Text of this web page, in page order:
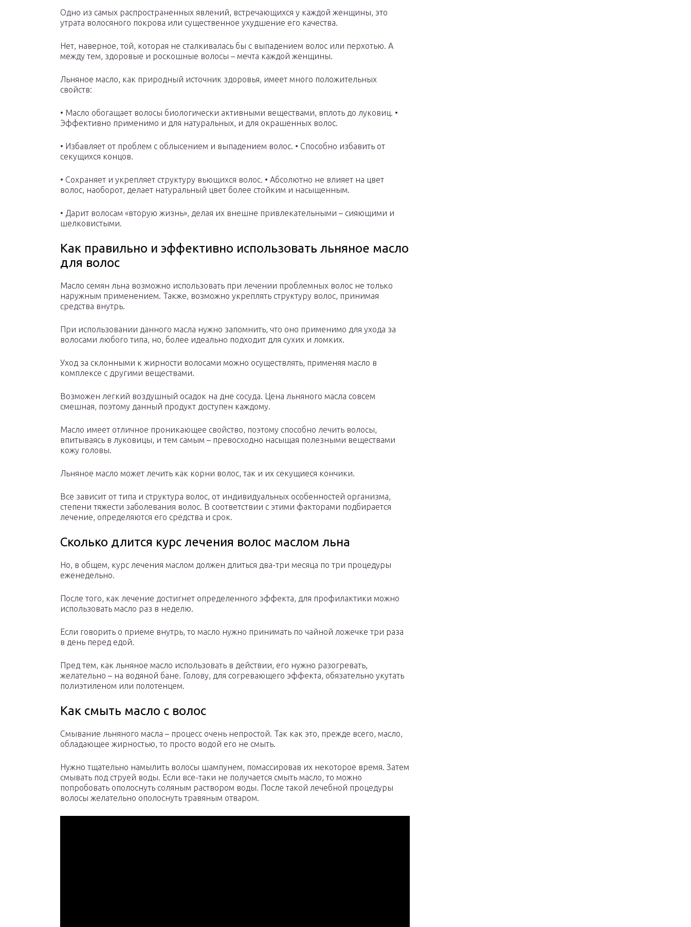
Одно из самых распространенных явлений, встречающихся у каждой женщины, это
утрата волосяного покрова или существенное ухудшение его качества.
Нет, наверное, той, которая не сталкивалась бы с выпадением волос или перхотью. А
между тем, здоровые и роскошные волосы – мечта каждой женщины.
Льняное масло, как природный источник здоровья, имеет много положительных
свойств:
• Масло обогащает волосы биологически активными веществами, вплоть до луковиц. •
Эффективно применимо и для натуральных, и для окрашенных волос.
• Избавляет от проблем с облысением и выпадением волос. • Способно избавить от
секущихся концов.
• Сохраняет и укрепляет структуру вьющихся волос. • Абсолютно не влияет на цвет
волос, наоборот, делает натуральный цвет более стойким и насыщенным.
• Дарит волосам «вторую жизнь», делая их внешне привлекательными – сияющими и
шелковистыми.
Как правильно и эффективно использовать льняное масло
для волос
Масло семян льна возможно использовать при лечении проблемных волос не только
наружным применением. Также, возможно укреплять структуру волос, принимая
средства внутрь.
При использовании данного масла нужно запомнить, что оно применимо для ухода за
волосами любого типа, но, более идеально подходит для сухих и ломких.
Уход за склонными к жирности волосами можно осуществлять, применяя масло в
комплексе с другими веществами.
Возможен легкий воздушный осадок на дне сосуда. Цена льняного масла совсем
смешная, поэтому данный продукт доступен каждому.
Масло имеет отличное проникающее свойство, поэтому способно лечить волосы,
впитываясь в луковицы, и тем самым – превосходно насыщая полезными веществами
кожу головы.
Льняное масло может лечить как корни волос, так и их секущиеся кончики.
Все зависит от типа и структура волос, от индивидуальных особенностей организма,
степени тяжести заболевания волос. В соответствии с этими факторами подбирается
лечение, определяются его средства и срок.
Сколько длится курс лечения волос маслом льна
Но, в общем, курс лечения маслом должен длиться два-три месяца по три процедуры
еженедельно.
После того, как лечение достигнет определенного эффекта, для профилактики можно
использовать масло раз в неделю.
Если говорить о приеме внутрь, то масло нужно принимать по чайной ложечке три раза
в день перед едой.
Пред тем, как льняное масло использовать в действии, его нужно разогревать,
желательно – на водяной бане. Голову, для согревающего эффекта, обязательно укутать
полиэтиленом или полотенцем.
Как смыть масло с волос
Смывание льняного масла – процесс очень непростой. Так как это, прежде всего, масло,
обладающее жирностью, то просто водой его не смыть.
Нужно тщательно намылить волосы шампунем, помассировав их некоторое время. Затем
смывать под струей воды. Если все-таки не получается смыть масло, то можно
попробовать ополоснуть соляным раствором воды. После такой лечебной процедуры
волосы желательно ополоснуть травяным отваром.